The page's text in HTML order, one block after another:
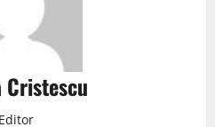
Cristescu
Editor